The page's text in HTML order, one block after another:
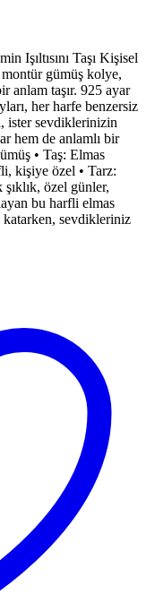
Işıltısını Taşı Kişisel
montür gümüş kolye,
anlam taşır. 925 ayar
her harfe benzersiz
ister sevdiklerinizin
hem de anlamlı bir
• Taş: Elmas
kişiye özel • Tarz:
özel günler,
bu harfli elmas
katarken, sevdikleriniz